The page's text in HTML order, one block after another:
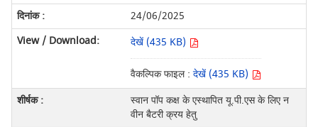
24/06/2025
देखें (435 KB)
वैकल्पिक फाइल : देखें (435 KB)
स्वान पॉप कक्ष के एस्थापित यू.पी.एस के लिए न
वीन बैटरी क्रय हेतु